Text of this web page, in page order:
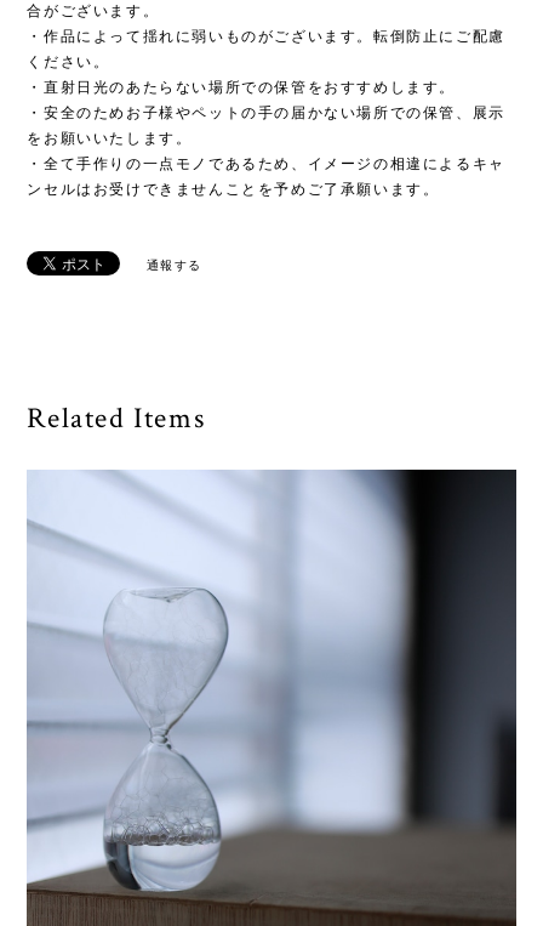
合がございます。
・作品によって揺れに弱いものがございます。転倒防止にご配慮
ください。
・直射日光のあたらない場所での保管をおすすめします。
・安全のためお子様やペットの手の届かない場所での保管、展示
をお願いいたします。
・全て手作りの一点モノであるため、イメージの相違によるキャ
ンセルはお受けできませんことを予めご了承願います。
通報する
Related Items